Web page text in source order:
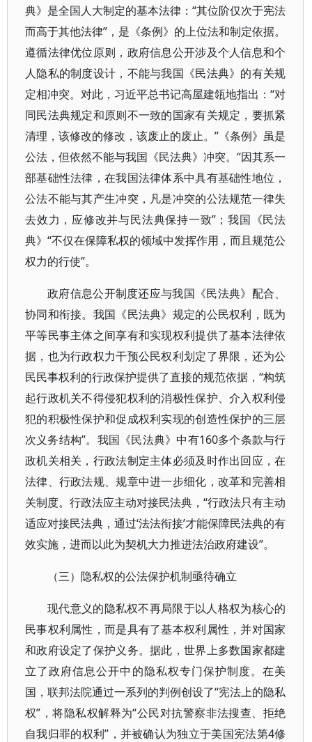
典》是全国人大制定的基本法律：“其位阶仅次于宪法
而高于其他法律”，是《条例》的上位法和制定依据。
遵循法律优位原则，政府信息公开涉及个人信息和个
人隐私的制度设计，不能与我国《民法典》的有关规
定相冲突。对此，习近平总书记高屋建瓴地指出：“对
同民法典规定和原则不一致的国家有关规定，要抓紧
清理，该修改的修改，该废止的废止。”《条例》虽是
公法，但依然不能与我国《民法典》冲突。“因其系一
部基础性法律，在我国法律体系中具有基础性地位，
公法不能与其产生冲突，凡是冲突的公法规范一律失
去效力，应修改并与民法典保持一致”；我国《民法
典》“不仅在保障私权的领域中发挥作用，而且规范公
权力的行使”。
政府信息公开制度还应与我国《民法典》配合、
协同和衔接。我国《民法典》规定的公民权利，既为
平等民事主体之间享有和实现权利提供了基本法律依
据，也为行政权力干预公民权利划定了界限，还为公
民民事权利的行政保护提供了直接的规范依据，“构筑
起行政机关不得侵犯权利的消极性保护、介入权利侵
犯的积极性保护和促成权利实现的创造性保护的三层
次义务结构”。我国《民法典》中有160多个条款与行
政机关相关，行政法制定主体必须及时作出回应，在
法律、行政法规、规章中进一步细化，改革和完善相
关制度。行政法应主动对接民法典，“行政法只有主动
适应对接民法典，通过‘法法衔接’才能保障民法典的有
效实施，进而以此为契机大力推进法治政府建设”。
（三）隐私权的公法保护机制亟待确立
现代意义的隐私权不再局限于以人格权为核心的
民事权利属性，而是具有了基本权利属性，并对国家
和政府设定了保护义务。据此，世界上多数国家都建
立了政府信息公开中的隐私权专门保护制度。在美
国，联邦法院通过一系列的判例创设了“宪法上的隐私
权”，将隐私权解释为“公民对抗警察非法搜查、拒绝
自我归罪的权利”，并被确认为独立于美国宪法第4修